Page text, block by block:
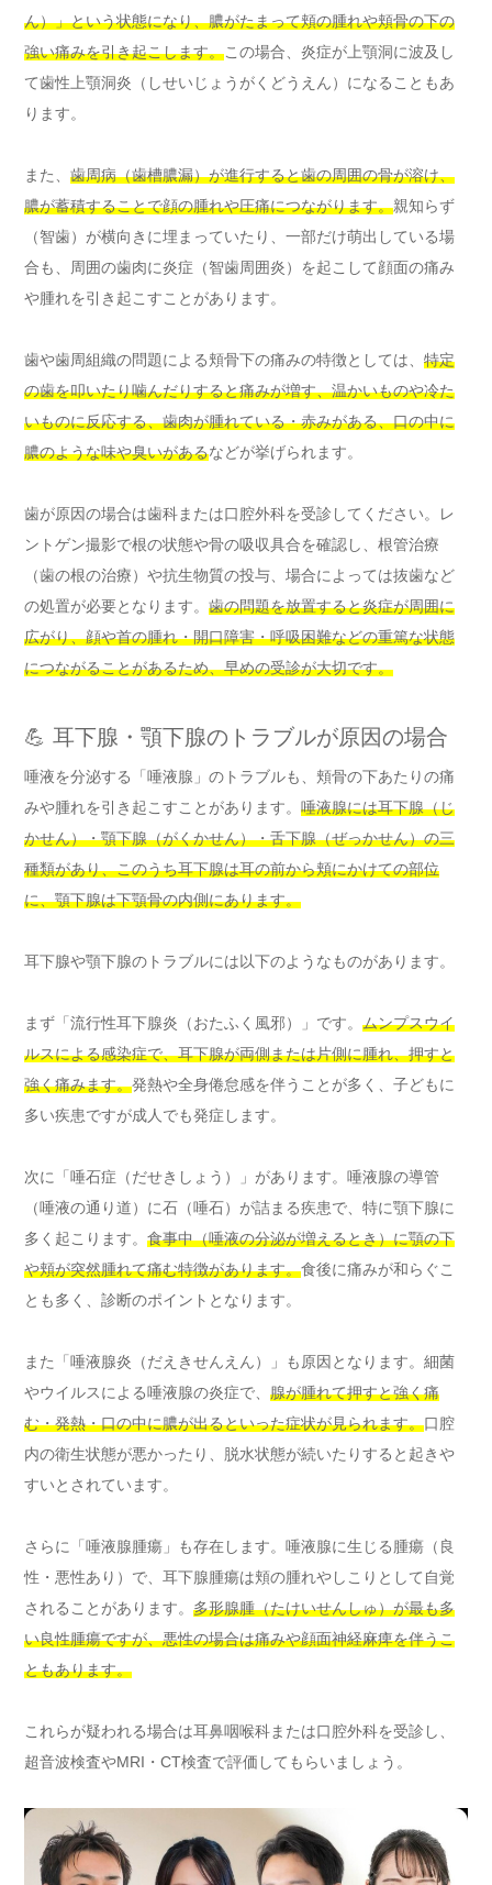
ん）」という状態になり、膿がたまって頬の腫れや頬骨の下の
強い痛みを引き起こします。この場合、炎症が上顎洞に波及し
て歯性上顎洞炎（しせいじょうがくどうえん）になることもあ
ります。
また、 歯周病（歯槽膿漏）が進行すると歯の周囲の骨が溶け、
膿が蓄積することで顔の腫れや圧痛につながります。親知らず
（智歯）が横向きに埋まっていたり、一部だけ萌出している場
合も、周囲の歯肉に炎症（智歯周囲炎）を起こして顔面の痛み
や腫れを引き起こすことがあります。
歯や歯周組織の問題による頬骨下の痛みの特徴としては、 特定
の歯を叩いたり噛んだりすると痛みが増す、温かいものや冷た
いものに反応する、歯肉が腫れている・赤みがある、口の中に
膿のような味や臭いがあるなどが挙げられます。
歯が原因の場合は歯科または口腔外科を受診してください。レ
ントゲン撮影で根の状態や骨の吸収具合を確認し、根管治療
（歯の根の治療）や抗生物質の投与、場合によっては抜歯など
の処置が必要となります。 歯の問題を放置すると炎症が周囲に
広がり、顔や首の腫れ・開口障害・呼吸困難などの重篤な状態
につながることがあるため、早めの受診が大切です。
💪 耳下腺・顎下腺のトラブルが原因の場合
唾液を分泌する「唾液腺」のトラブルも、頬骨の下あたりの痛
みや腫れを引き起こすことがあります。 唾液腺には耳下腺（じ
かせん）・顎下腺（がくかせん）・舌下腺（ぜっかせん）の三
種類があり、このうち耳下腺は耳の前から頬にかけての部位
に、顎下腺は下顎骨の内側にあります。
耳下腺や顎下腺のトラブルには以下のようなものがあります。
まず「流行性耳下腺炎（おたふく風邪）」です。 ムンプスウイ
ルスによる感染症で、耳下腺が両側または片側に腫れ、押すと
強く痛みます。発熱や全身倦怠感を伴うことが多く、子どもに
多い疾患ですが成人でも発症します。
次に「唾石症（だせきしょう）」があります。唾液腺の導管
（唾液の通り道）に石（唾石）が詰まる疾患で、特に顎下腺に
多く起こります。 食事中（唾液の分泌が増えるとき）に顎の下
や頬が突然腫れて痛む特徴があります。食後に痛みが和らぐこ
とも多く、診断のポイントとなります。
また「唾液腺炎（だえきせんえん）」も原因となります。細菌
やウイルスによる唾液腺の炎症で、 腺が腫れて押すと強く痛
む・発熱・口の中に膿が出るといった症状が見られます。口腔
内の衛生状態が悪かったり、脱水状態が続いたりすると起きや
すいとされています。
さらに「唾液腺腫瘍」も存在します。唾液腺に生じる腫瘍（良
性・悪性あり）で、耳下腺腫瘍は頬の腫れやしこりとして自覚
されることがあります。 多形腺腫（たけいせんしゅ）が最も多
い良性腫瘍ですが、悪性の場合は痛みや顔面神経麻痺を伴うこ
ともあります。
これらが疑われる場合は耳鼻咽喉科または口腔外科を受診し、
超音波検査やMRI・CT検査で評価してもらいましょう。